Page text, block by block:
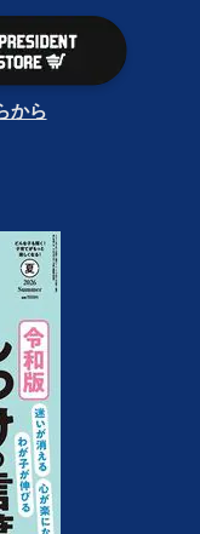
から